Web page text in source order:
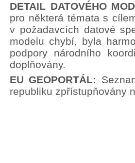
DETAIL DATOVÉHO
pro některá témata s
v požadavcích datové
modelu chybí, byla
podpory národního
doplňovány.
EU GEOPORTÁL:
republiku zpřístupňovány